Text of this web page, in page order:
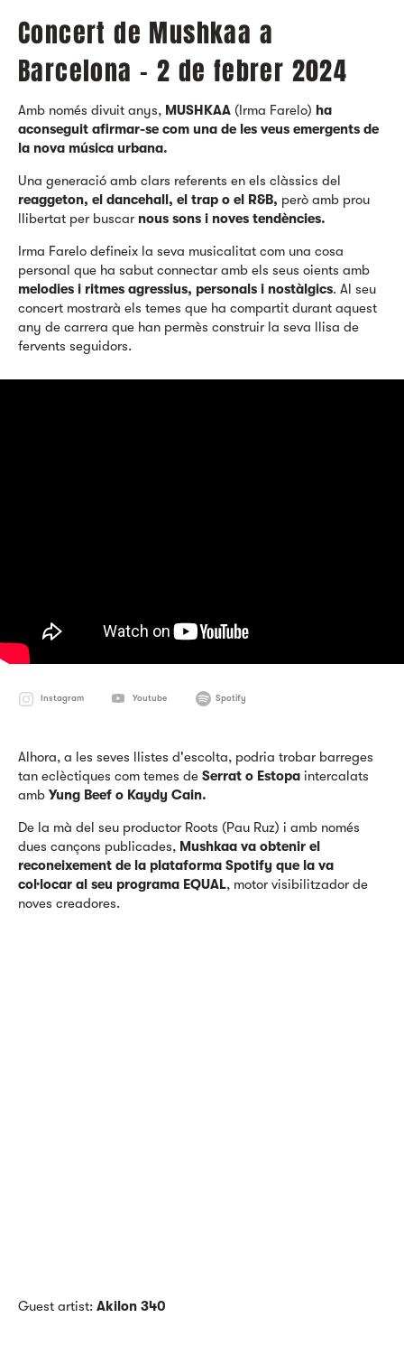
Concert de Mushkaa a
Barcelona - 2 de febrer 2024
Amb només divuit anys, MUSHKAA (Irma Farelo) ha
aconseguit afirmar-se com una de les veus emergents de
la nova música urbana.
Una generació amb clars referents en els clàssics del
reaggeton, el dancehall, el trap o el R&B, però amb prou
llibertat per buscar nous sons i noves tendències.
Irma Farelo defineix la seva musicalitat com una cosa
personal que ha sabut connectar amb els seus oients amb
melodies i ritmes agressius, personals i nostàlgics. Al seu
concert mostrarà els temes que ha compartit durant aquest
any de carrera que han permès construir la seva llisa de
fervents seguidors.
Instagram Youtube Spotify
Alhora, a les seves llistes d'escolta, podria trobar barreges
tan eclèctiques com temes de Serrat o Estopa intercalats
amb Yung Beef o Kaydy Cain.
De la mà del seu productor Roots (Pau Ruz) i amb només
dues cançons publicades, Mushkaa va obtenir el
reconeixement de la plataforma Spotify que la va
col·locar al seu programa EQUAL, motor visibilitzador de
noves creadores.
Guest artist: Akilon 340